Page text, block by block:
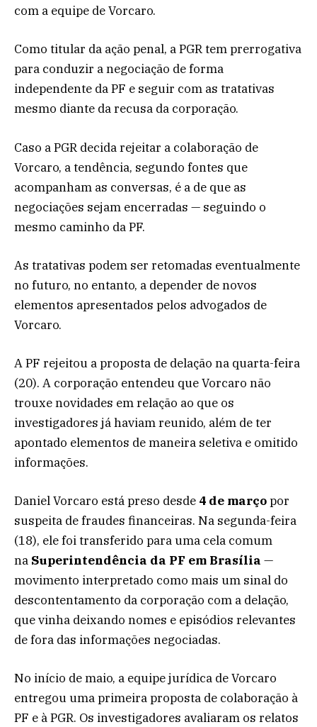
com a equipe de Vorcaro.
Como titular da ação penal, a PGR tem prerrogativa
para conduzir a negociação de forma
independente da PF e seguir com as tratativas
mesmo diante da recusa da corporação.
Caso a PGR decida rejeitar a colaboração de
Vorcaro, a tendência, segundo fontes que
acompanham as conversas, é a de que as
negociações sejam encerradas — seguindo o
mesmo caminho da PF.
As tratativas podem ser retomadas eventualmente
no futuro, no entanto, a depender de novos
elementos apresentados pelos advogados de
Vorcaro.
A PF rejeitou a proposta de delação na quarta-feira
(20). A corporação entendeu que Vorcaro não
trouxe novidades em relação ao que os
investigadores já haviam reunido, além de ter
apontado elementos de maneira seletiva e omitido
informações.
Daniel Vorcaro está preso desde 4 de marçopor
suspeita de fraudes financeiras. Na segunda-feira
(18), ele foi transferido para uma cela comum
na Superintendência da PF em Brasília —
movimento interpretado como mais um sinal do
descontentamento da corporação com a delação,
que vinha deixando nomes e episódios relevantes
de fora das informações negociadas.
No início de maio, a equipe jurídica de Vorcaro
entregou uma primeira proposta de colaboração à
PF e à PGR. Os investigadores avaliaram os relatos